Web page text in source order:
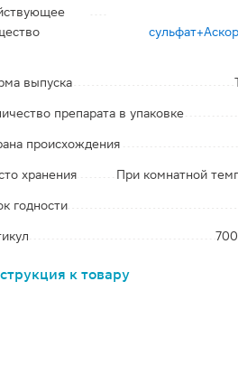
выпуска
препарата в упаковке
происхождения
хранения При комнатной
годности
к товару